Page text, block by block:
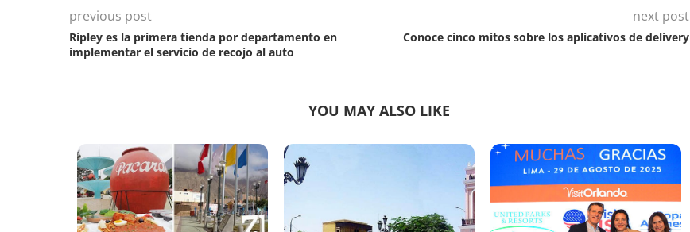
previous post
Ripley es la primera tienda por departamento en
implementar el servicio de recojo al auto
next post
Conoce cinco mitos sobre los aplicativos de delivery
YOU MAY ALSO LIKE